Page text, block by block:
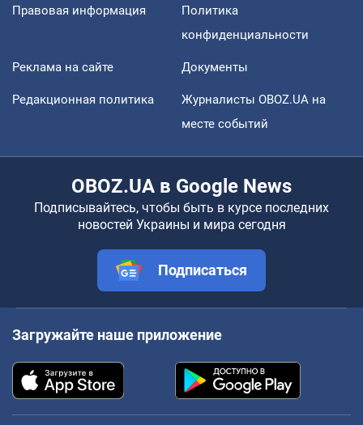
Правовая информация
Политика
конфиденциальности
Реклама на сайте Документы
Редакционная политика
Журналисты OBOZ.UA на
месте событий
OBOZ.UA в Google News
Подписывайтесь, чтобы быть в курсе последних
новостей Украины и мира сегодня
Подписаться
Загружайте наше приложение